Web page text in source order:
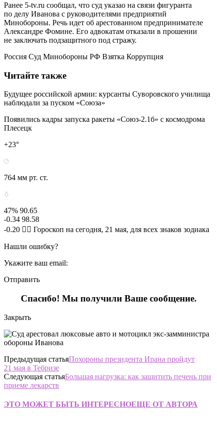
Ранее 5-tv.ru сообщал, что суд указао на связи фигуранта
по делу Иванова с руководителями предприятий
Минобороны. Речь идет об арестованном предпринимателе
Александре Фомине. Его адвокатам отказали в прошении
не заключать подзащитного под стражу.
Россия Суд Минобороны РФ Взятка Коррупция
Читайте также
Будущее российской армии: курсанты Суворовского училища
наблюдали за пуском «Союза»
Появились кадры запуска ракеты «Союз-2.1б» с космодрома
Плесецк
+23°
764 мм рт. ст.
47% 90.65
-0.34 98.58
-0.20 🧙‍♀ Гороскоп на сегодня, 21 мая, для всех знаков зодиака
Нашли ошибку?
Укажите ваш email:
Отправить
Спасибо! Мы получили Ваше сообщение.
Закрыть
Предыдущая статьяПохороны президента Ирана пройдут
21 мая в Тебризе
Следующая статьяБольшая нагрузка: как защитить печень при
приеме лекарств
ЭТО МОЖЕТ БЫТЬ ИНТЕРЕСНОЕЩЕ ОТ АВТОРА